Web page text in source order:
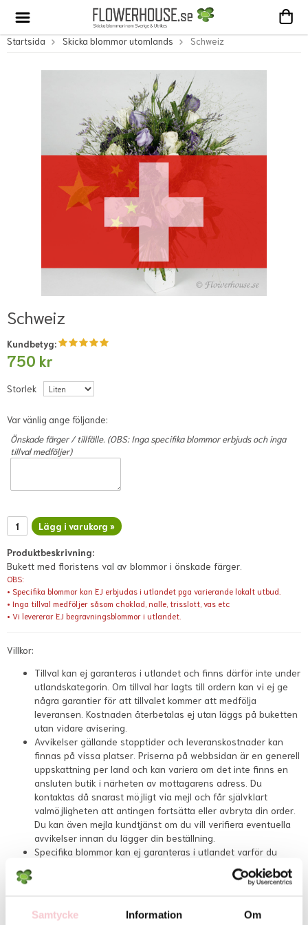
Samtycke Information Om
Startsida Skicka blommor utomlands Schweiz
Schweiz
Kundbetyg:
750 kr
Storlek
Var vänlig ange följande:
Önskade färger / tillfälle. (OBS: Inga specifika blommor erbjuds och inga
tillval medföljer)
Lägg i varukorg »
Produktbeskrivning:
Bukett med floristens val av blommor i önskade färger.
OBS:
• Specifika blommor kan EJ erbjudas i utlandet pga varierande lokalt utbud.
• Inga tillval medföljer såsom choklad, nalle, trisslott, vas etc
• Vi levererar EJ begravningsblommor i utlandet.
Villkor:
Tillval kan ej garanteras i utlandet och finns därför inte under
utlandskategorin. Om tillval har lagts till ordern kan vi ej ge
några garantier för att tillvalet kommer att medfölja
leveransen. Kostnaden återbetalas ej utan läggs på buketten
utan vidare avisering.
Avvikelser gällande stopptider och leveranskostnader kan
finnas på vissa platser. Priserna på webbsidan är en generell
uppskattning per land och kan variera om det inte finns en
ansluten butik i närheten av mottagarens adress. Du
kontaktas då snarast möjligt via mejl och får självklart
valmöjligheten att antingen fortsätta eller avbryta din order.
Du kan även mejla kundtjänst om du vill verifiera eventuella
avvikelser innan du lägger din beställning.
Specifika blommor kan ej garanteras i utlandet varför du
endast kan välja en prisklass samt önskade färger på
artikelsidan. Den lokala floristen kommer att välja passande
kostnaden för blommor, leverans, förmedlingsavgift samt